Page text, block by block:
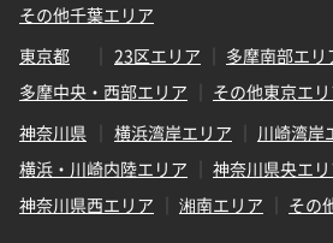
その他千葉エリア
東京都
23区エリア
多摩南部エリ
多摩中央・西部エリア
その他東京エ
神奈川県
横浜湾岸エリア
川崎湾岸
横浜・川崎内陸エリア
神奈川県央エ
神奈川県西エリア
湘南エリア その